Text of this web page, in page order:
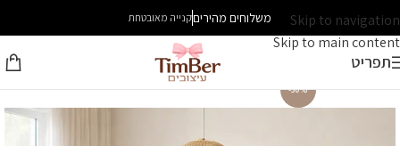
Skip to navigation
Skip to main content
משלוחים מהיריםקנייה מאובטחת
תפריט
-30%